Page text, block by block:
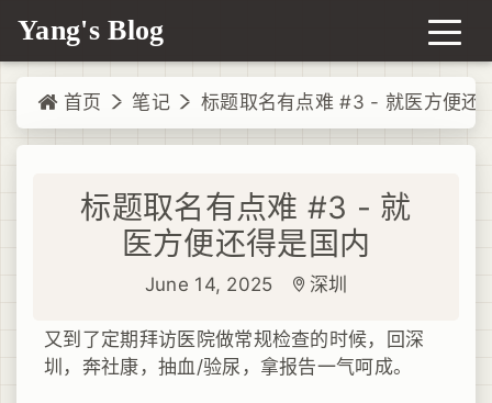
Yang's Blog
首页 笔记 标题取名有点难 #3 - 就医方便还
标题取名有点难 #3 - 就
医方便还得是国内
June 14, 2025 深圳
又到了定期拜访医院做常规检查的时候，回深
圳，奔社康，抽血/验尿，拿报告一气呵成。